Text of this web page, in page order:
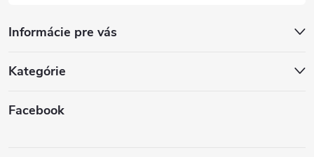
Informácie pre vás
Kategórie
Facebook